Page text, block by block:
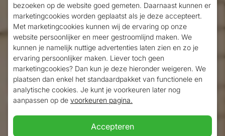
of meerdere nachten in eengoedkoop
hotelin Maastricht en u kunt deze
geweldige Nederlandse stad van 's
ochtends vroeg tot 's avonds laat
bewonderen. Hiotelkamers in de
binnenstad van Maastricht kunnen al snel in
prijs oplopen. Kies voor een goedkoop
bezoeken op de website goed gemeten. Daarnaast kunnen er
marketingcookies worden geplaatst als je deze accepteert.
Met marketingcookies kunnen wij de ervaring op onze
website persoonlijker en meer gestroomlijnd maken. We
kunnen je namelijk nuttige advertenties laten zien en zo je
ervaring persoonlijker maken. Liever toch geen
marketingcookies? Dan kun je deze hieronder weigeren. We
plaatsen dan enkel het standaardpakket van functionele en
analytische cookies. Je kunt je voorkeuren later nog
aanpassen op de voorkeuren pagina.
Accepteren